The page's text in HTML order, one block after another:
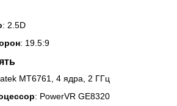
: 2.5D
: 19.5:9
MT6761, 4 ядра, 2 ГГц
: PowerVR GE8320